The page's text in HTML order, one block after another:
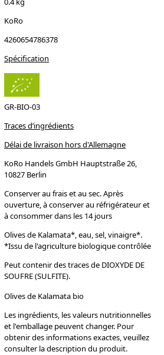
KoRo
4260654786378
Spécification
GR-BIO-03
Traces d’ingrédients
Délai de livraison hors d'Allemagne
KoRo Handels GmbH Hauptstraße 26,
10827 Berlin
Conserver au frais et au sec. Après
ouverture, à conserver au réfrigérateur et
à consommer dans les 14 jours
Olives de Kalamata*, eau, sel, vinaigre*.
*Issu de l'agriculture biologique contrôlée
Peut contenir des traces de DIOXYDE DE
SOUFRE (SULFITE).
Olives de Kalamata bio
Les ingrédients, les valeurs nutritionnelles
et l'emballage peuvent changer. Pour
obtenir des informations exactes, veuillez
consulter la description du produit.